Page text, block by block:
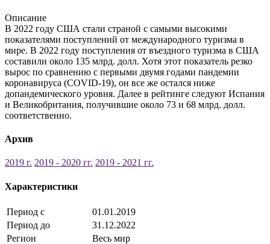
Описание
В 2022 году США стали страной с самыми высокими
показателями поступлений от международного туризма в
мире. В 2022 году поступления от въездного туризма в США
составили около 135 млрд. долл. Хотя этот показатель резко
вырос по сравнению с первыми двумя годами пандемии
коронавируса (COVID-19), он все же остался ниже
допандемического уровня. Далее в рейтинге следуют Испания
и Великобритания, получившие около 73 и 68 млрд. долл.
соответственно.
Архив
2019 г. 2019 - 2020 гг. 2019 - 2021 гг.
Характеристики
Период с
01.01.2019
Период до
31.12.2022
Регион
Весь мир